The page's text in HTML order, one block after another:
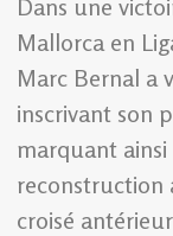
Dans une
Mallorca en
Marc Bernal a
inscrivant son
marquant
reconstruction
croisé